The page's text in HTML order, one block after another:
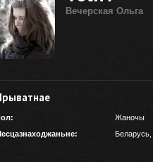
Вечерская Ольга
Жаночы
Беларусь